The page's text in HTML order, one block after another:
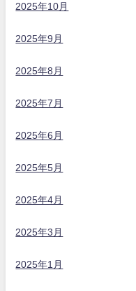
2025年10月
2025年9月
2025年8月
2025年7月
2025年6月
2025年5月
2025年4月
2025年3月
2025年1月